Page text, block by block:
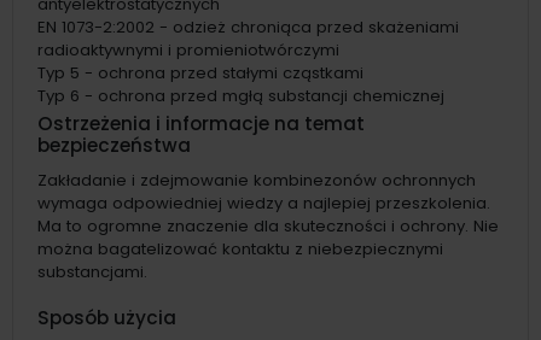
antyelektrostatycznych
EN 1073-2:2002 - odzież chroniąca przed skażeniami
radioaktywnymi i promieniotwórczymi
Typ 5 - ochrona przed stałymi cząstkami
Typ 6 - ochrona przed mgłą substancji chemicznej
Ostrzeżenia i informacje na temat
bezpieczeństwa
Zakładanie i zdejmowanie kombinezonów ochronnych
wymaga odpowiedniej wiedzy a najlepiej przeszkolenia.
Ma to ogromne znaczenie dla skuteczności i ochrony. Nie
można bagatelizować kontaktu z niebezpiecznymi
substancjami.
Sposób użycia